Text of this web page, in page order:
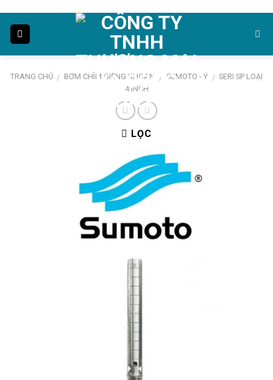
content
TRANG CHỦ / BƠM CHÌM GIẾNG KHOAN / SUMOTO - Ý / SERI SP LOẠI
4 INCH
LỌC